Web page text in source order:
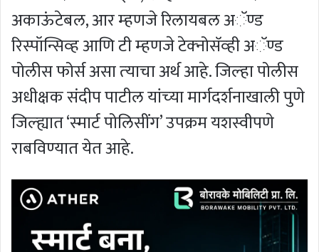
अकाऊंटेबल, आर म्‍हणजे रिलायबल अॅण्‍ड
रिस्‍पॉन्सिव्‍ह आणि टी म्‍हणजे टेक्‍नोसॅव्‍ही अॅण्‍ड
पोलीस फोर्स असा त्‍याचा अर्थ आहे. जिल्‍हा पोलीस
अधीक्षक संदीप पाटील यांच्‍या मार्गदर्शनाखाली पुणे
जिल्‍ह्यात ‘स्‍मार्ट पोलिसींग’ उपक्रम यशस्‍वीपणे
राबविण्‍यात येत आहे.